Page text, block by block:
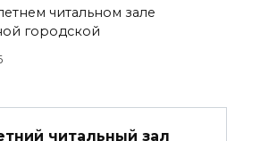
читальном зале
городской
читальный зал